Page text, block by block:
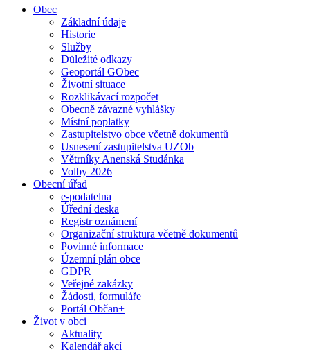
Obec
Základní údaje
Historie
Služby
Důležité odkazy
Geoportál GObec
Životní situace
Rozklikávací rozpočet
Obecně závazné vyhlášky
Místní poplatky
Zastupitelstvo obce včetně dokumentů
Usnesení zastupitelstva UZOb
Větrníky Anenská Studánka
Volby 2026
Obecní úřad
e-podatelna
Úřední deska
Registr oznámení
Organizační struktura včetně dokumentů
Povinné informace
Územní plán obce
GDPR
Veřejné zakázky
Žádosti, formuláře
Portál Občan+
Život v obci
Aktuality
Kalendář akcí